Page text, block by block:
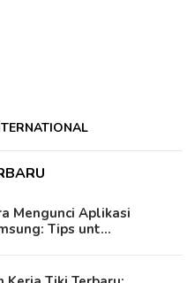
Mengunci Aplikasi
Tips unt…